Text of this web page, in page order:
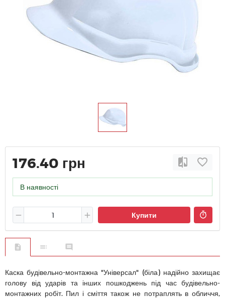
176.40 грн
В наявності
Купити
Каска будівельно-монтажна "Універсал" (біла) надійно захищає
голову від ударів та інших пошкоджень під час будівельно-
монтажних робіт. Пил і сміття також не потраплять в обличчя,